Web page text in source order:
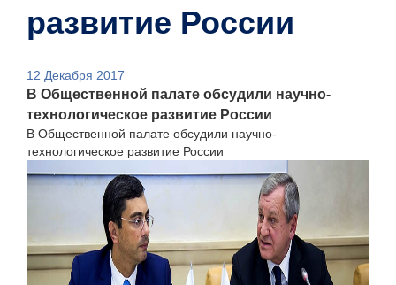
развитие России
12 Декабря 2017
В Общественной палате обсудили научно-
технологическое развитие России
В Общественной палате обсудили научно-
технологическое развитие России